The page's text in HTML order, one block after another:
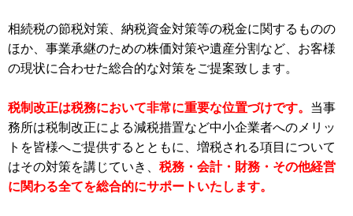
相続税の節税対策、納税資金対策等の税金に関するものの
ほか、事業承継のための株価対策や遺産分割など、お客様
の現状に合わせた総合的な対策をご提案致します。
税制改正は税務において非常に重要な位置づけです。 当事
務所は税制改正による減税措置など中小企業者へのメリッ
トを皆様へご提供するとともに、増税される項目について
はその対策を講じていき、 税務・会計・財務・その他経営
に関わる全てを総合的にサポートいたします。